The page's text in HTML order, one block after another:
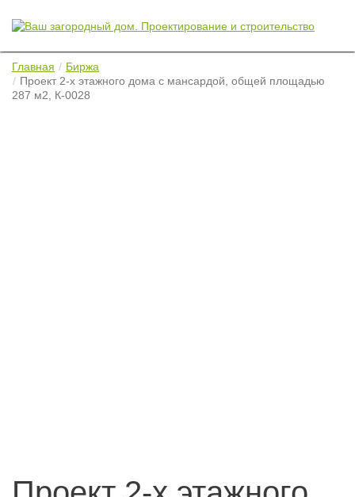
Главная
Биржа
Проект 2-х этажного дома с мансардой, общей площадью
287 м2, К-0028